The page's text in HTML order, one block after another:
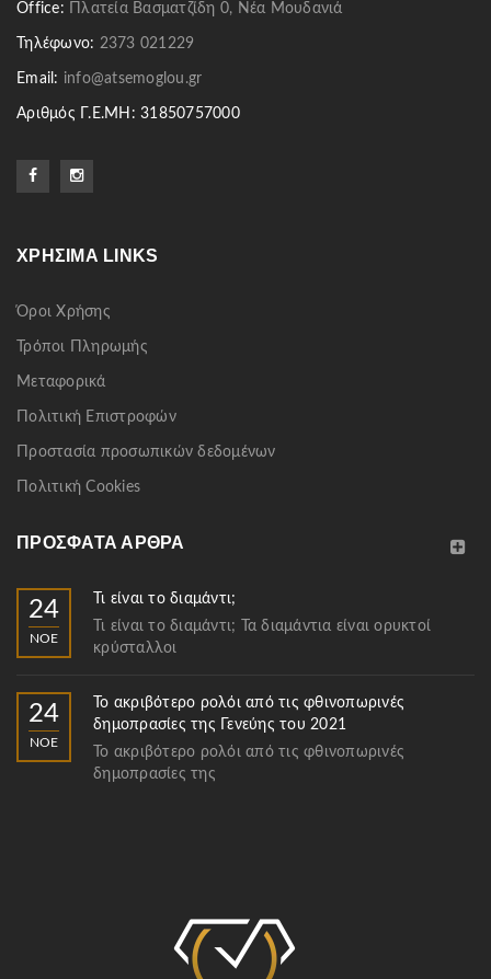
Office: Πλατεία Βασματζίδη 0, Νέα Μουδανιά
Τηλέφωνο: 2373 021229
Email: info@atsemoglou.gr
Αριθμός Γ.Ε.ΜΗ: 31850757000
ΧΡΉΣΙΜΑ LINKS
Όροι Χρήσης
Τρόποι Πληρωμής
Μεταφορικά
Πολιτική Επιστροφών
Προστασία προσωπικών δεδομένων
Πολιτική Cookies
ΠΡΌΣΦΑΤΑ ΆΡΘΡΑ
24
ΝΟΈ
Τι είναι το διαμάντι;
Τι είναι το διαμάντι; Τα διαμάντια είναι ορυκτοί
κρύσταλλοι
24
ΝΟΈ
Το ακριβότερο ρολόι από τις φθινοπωρινές
δημοπρασίες της Γενεύης του 2021
Το ακριβότερο ρολόι από τις φθινοπωρινές
δημοπρασίες της